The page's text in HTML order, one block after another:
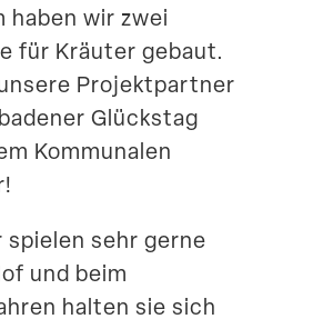
haben wir zwei
für Kräuter gebaut.
Projekt­partner
Glückstag
Kommu­nalen
spielen sehr gerne
und beim
halten sie sich